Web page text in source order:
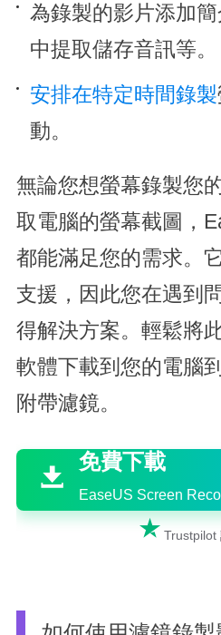
為錄製的影片添加
中提取儲存音訊等。
安排在特定時間錄製
動。
無論您想螢幕錄製您
取電腦的螢幕截圖，
都能滿足您的需求。
支援，因此您在遇到
得解決方案。輕鬆將
軟體下載到您的電腦
附帶濾鏡。


免費下載
EaseUS Screen
 Trustpilot